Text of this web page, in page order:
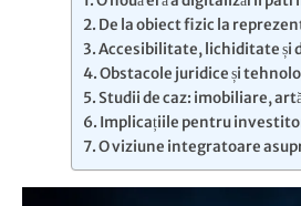
De la obiect fizic la
Accesibilitate, lichiditate și
Obstacole juridice și
Studii de caz: imobiliare,
Implicațiile pentru
O viziune integratoare